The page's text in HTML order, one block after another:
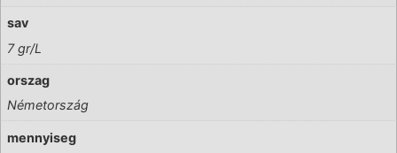
sav
7 gr/L
orszag
Németország
mennyiseg